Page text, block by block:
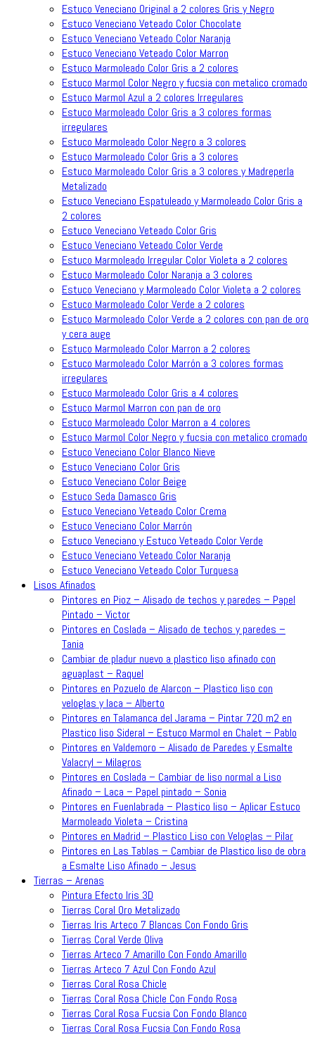
Estuco Veneciano Original a 2 colores Gris y Negro
Estuco Veneciano Veteado Color Chocolate
Estuco Veneciano Veteado Color Naranja
Estuco Veneciano Veteado Color Marron
Estuco Marmoleado Color Gris a 2 colores
Estuco Marmol Color Negro y fucsia con metalico cromado
Estuco Marmol Azul a 2 colores Irregulares
Estuco Marmoleado Color Gris a 3 colores formas
irregulares
Estuco Marmoleado Color Negro a 3 colores
Estuco Marmoleado Color Gris a 3 colores
Estuco Marmoleado Color Gris a 3 colores y Madreperla
Metalizado
Estuco Veneciano Espatuleado y Marmoleado Color Gris a
2 colores
Estuco Veneciano Veteado Color Gris
Estuco Veneciano Veteado Color Verde
Estuco Marmoleado Irregular Color Violeta a 2 colores
Estuco Marmoleado Color Naranja a 3 colores
Estuco Veneciano y Marmoleado Color Violeta a 2 colores
Estuco Marmoleado Color Verde a 2 colores
Estuco Marmoleado Color Verde a 2 colores con pan de oro
y cera auge
Estuco Marmoleado Color Marron a 2 colores
Estuco Marmoleado Color Marrón a 3 colores formas
irregulares
Estuco Marmoleado Color Gris a 4 colores
Estuco Marmol Marron con pan de oro
Estuco Marmoleado Color Marron a 4 colores
Estuco Marmol Color Negro y fucsia con metalico cromado
Estuco Veneciano Color Blanco Nieve
Estuco Veneciano Color Gris
Estuco Veneciano Color Beige
Estuco Seda Damasco Gris
Estuco Veneciano Veteado Color Crema
Estuco Veneciano Color Marrón
Estuco Veneciano y Estuco Veteado Color Verde
Estuco Veneciano Veteado Color Naranja
Estuco Veneciano Veteado Color Turquesa
Lisos Afinados
Pintores en Pioz – Alisado de techos y paredes – Papel
Pintado – Victor
Pintores en Coslada – Alisado de techos y paredes –
Tania
Cambiar de pladur nuevo a plastico liso afinado con
aguaplast – Raquel
Pintores en Pozuelo de Alarcon – Plastico liso con
veloglas y laca – Alberto
Pintores en Talamanca del Jarama – Pintar 720 m2 en
Plastico liso Sideral – Estuco Marmol en Chalet – Pablo
Pintores en Valdemoro – Alisado de Paredes y Esmalte
Valacryl – Milagros
Pintores en Coslada – Cambiar de liso normal a Liso
Afinado – Laca – Papel pintado – Sonia
Pintores en Fuenlabrada – Plastico liso – Aplicar Estuco
Marmoleado Violeta – Cristina
Pintores en Madrid – Plastico Liso con Veloglas – Pilar
Pintores en Las Tablas – Cambiar de Plastico liso de obra
a Esmalte Liso Afinado – Jesus
Tierras – Arenas
Pintura Efecto Iris 3D
Tierras Coral Oro Metalizado
Tierras Iris Arteco 7 Blancas Con Fondo Gris
Tierras Coral Verde Oliva
Tierras Arteco 7 Amarillo Con Fondo Amarillo
Tierras Arteco 7 Azul Con Fondo Azul
Tierras Coral Rosa Chicle
Tierras Coral Rosa Chicle Con Fondo Rosa
Tierras Coral Rosa Fucsia Con Fondo Blanco
Tierras Coral Rosa Fucsia Con Fondo Rosa